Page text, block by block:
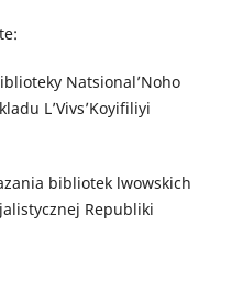
Natsional’Noho
L’Vivs’Koyifiliyi
bibliotek lwowskich
Republiki